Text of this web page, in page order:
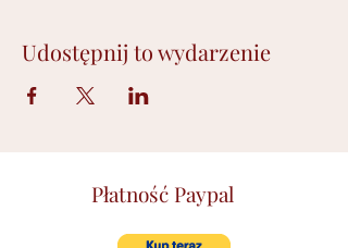
Udostępnij to wydarzenie
Płatność Paypal